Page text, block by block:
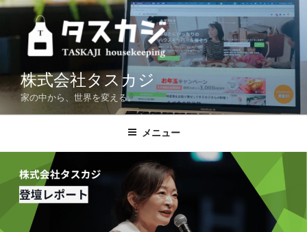
コ
テ
ツ
へ
プ
株式会社タスカジ
家の中から、世界を変える。
メニュー